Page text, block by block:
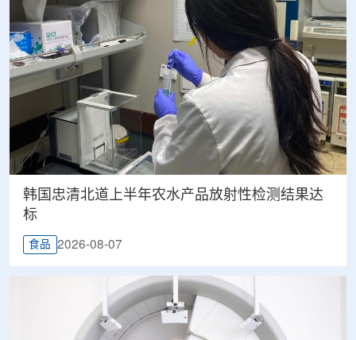
韩国忠清北道上半年农水产品放射性检测结果达
标
食品 2026-08-07